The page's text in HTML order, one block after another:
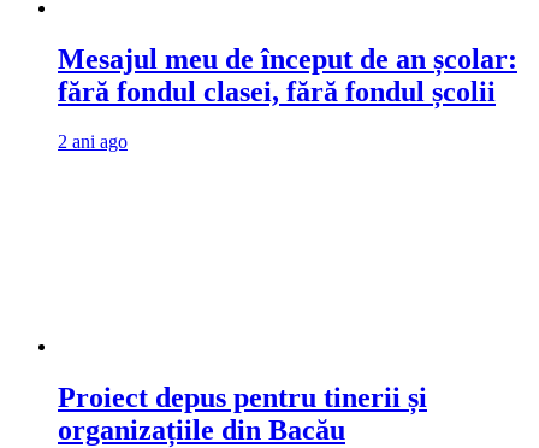
Mesajul meu de început de an școlar:
fără fondul clasei, fără fondul școlii
2 ani ago
Proiect depus pentru tinerii și
organizațiile din Bacău